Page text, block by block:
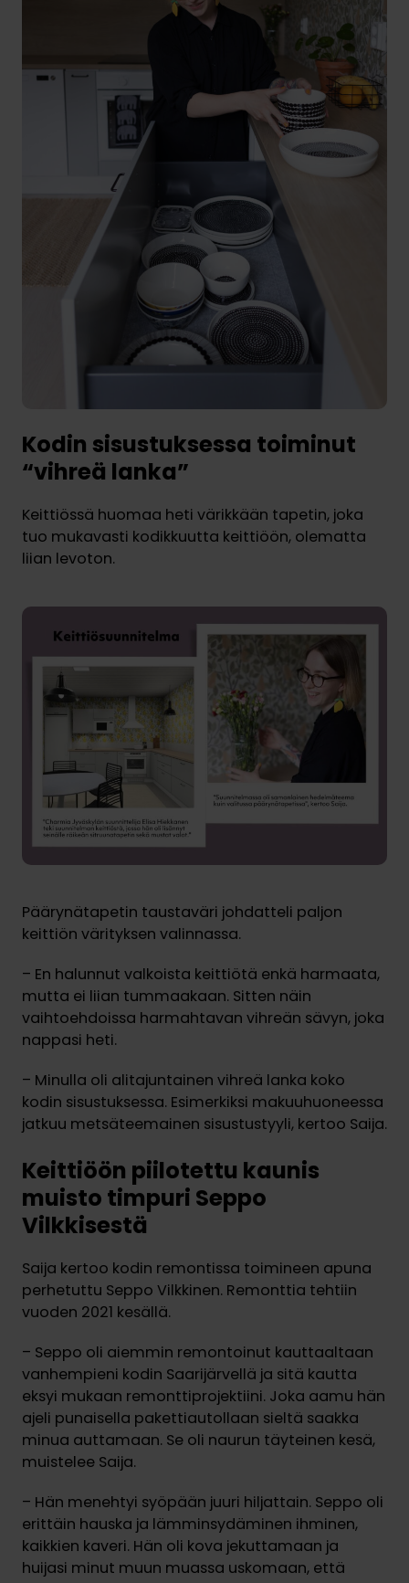
Kodin sisustuksessa toiminut
“vihreä lanka”
Keittiössä huomaa heti värikkään tapetin, joka
tuo mukavasti kodikkuutta keittiöön, olematta
liian levoton.
Päärynätapetin taustaväri johdatteli paljon
keittiön värityksen valinnassa.
– En halunnut valkoista keittiötä enkä harmaata,
mutta ei liian tummaakaan. Sitten näin
vaihtoehdoissa harmahtavan vihreän sävyn, joka
nappasi heti.
– Minulla oli alitajuntainen vihreä lanka koko
kodin sisustuksessa. Esimerkiksi makuuhuoneessa
jatkuu metsäteemainen sisustustyyli, kertoo Saija.
Keittiöön piilotettu kaunis
muisto timpuri Seppo
Vilkkisestä
Saija kertoo kodin remontissa toimineen apuna
perhetuttu Seppo Vilkkinen. Remonttia tehtiin
vuoden 2021 kesällä.
– Seppo oli aiemmin remontoinut kauttaaltaan
vanhempieni kodin Saarijärvellä ja sitä kautta
eksyi mukaan remonttiprojektiini. Joka aamu hän
ajeli punaisella pakettiautollaan sieltä saakka
minua auttamaan. Se oli naurun täyteinen kesä,
muistelee Saija.
– Hän menehtyi syöpään juuri hiljattain. Seppo oli
erittäin hauska ja lämminsydäminen ihminen,
kaikkien kaveri. Hän oli kova jekuttamaan ja
huijasi minut muun muassa uskomaan, että